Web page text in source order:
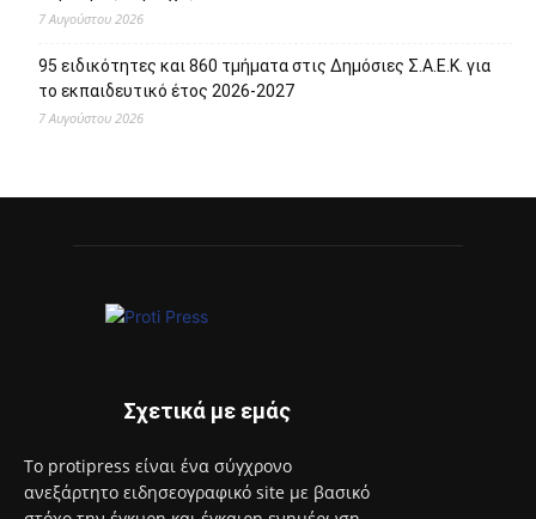
Πρόσφατα άρθρα
Το Allou! fan park γίνεται πόλος πολιτισμού, αναψυχής,
7 Αυγούστου 2026
7 Αυγούστου 2026
Ολοκληρώθηκαν 325 αυτοψίες στις πληγείσες από τις
πυρκαγιές περιοχές
7 Αυγούστου 2026